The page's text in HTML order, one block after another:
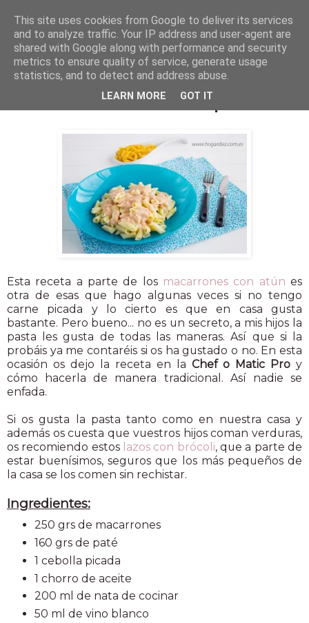
Macarrones con salsa de paté
Esta receta a parte de los macarrones con atún es
otra de esas que hago algunas veces si no tengo
carne picada y lo cierto es que en casa gusta
bastante. Pero bueno... no es un secreto, a mis hijos la
pasta les gusta de todas las maneras. Así que si la
probáis ya me contaréis si os ha gustado o no. En esta
ocasión os dejo la receta en la Chef o Matic Pro y
cómo hacerla de manera tradicional. Así nadie se
enfada.
Si os gusta la pasta tanto como en nuestra casa y
además os cuesta que vuestros hijos coman verduras,
os recomiendo estos lazos con brócoli, que a parte de
estar buenísimos, seguros que los más pequeños de
la casa se los comen sin rechistar.
Ingredientes:
250 grs de macarrones
160 grs de paté
1 cebolla picada
1 chorro de aceite
200 ml de nata de cocinar
50 ml de vino blanco
This site uses cookies from Google to deliver its services
and to analyze traffic. Your IP address and user-agent are
shared with Google along with performance and security
metrics to ensure quality of service, generate usage
statistics, and to detect and address abuse.
LEARN MORE GOT IT